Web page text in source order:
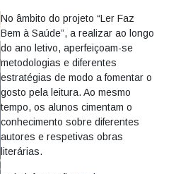
No âmbito do projeto “Ler Faz
Bem à Saúde”, a realizar ao longo
do ano letivo, aperfeiçoam-se
metodologias e diferentes
estratégias de modo a fomentar o
gosto pela leitura. Ao mesmo
tempo, os alunos cimentam o
conhecimento sobre diferentes
autores e respetivas obras
literárias.